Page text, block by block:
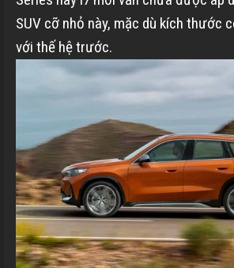
SUV cỡ nhỏ này, mặc dù kích thước
với thế hệ trước.